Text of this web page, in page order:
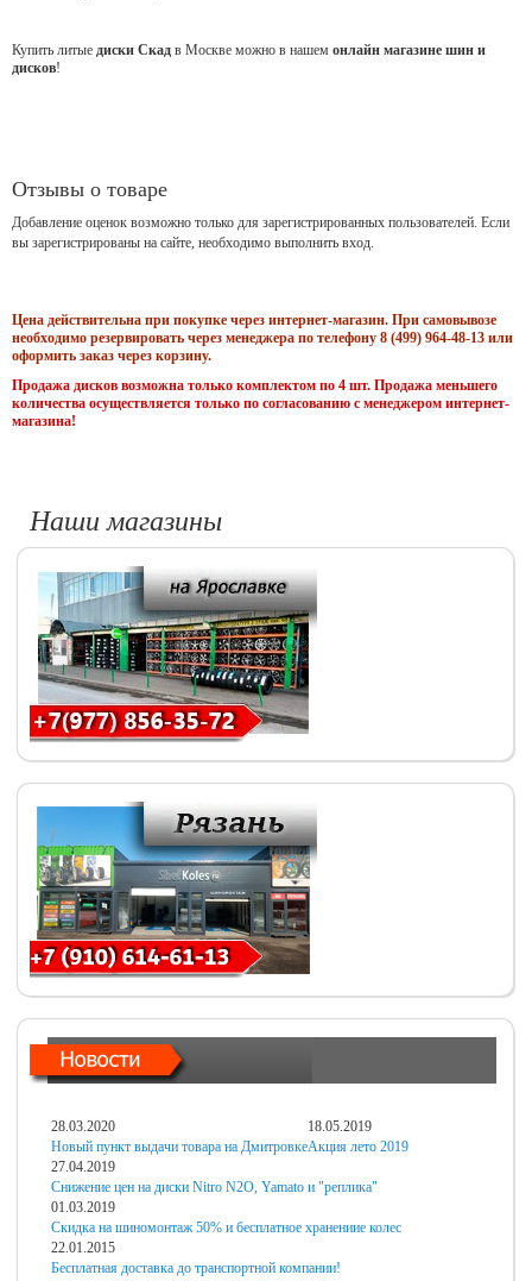
Купить литые диски Скад в Москве можно в нашем онлайн магазине шин и
дисков!
Отзывы о товаре
Добавление оценок возможно только для зарегистрированных пользователей. Если
вы зарегистрированы на сайте, необходимо выполнить вход.
Цена действительна при покупке через интернет-магазин. При самовывозе
необходимо резервировать через менеджера по телефону 8 (499) 964-48-13 или
оформить заказ через корзину.
Продажа дисков возможна только комплектом по 4 шт. Продажа меньшего
количества осуществляется только по согласованию с менеджером интернет-
магазина!
Наши магазины
28.03.2020
Новый пункт выдачи товара на Дмитровке
18.05.2019
Акция лето 2019
27.04.2019
Снижение цен на диски Nitro N2O, Yamato и "реплика"
01.03.2019
Скидка на шиномонтаж 50% и бесплатное хранениие колес
22.01.2015
Бесплатная доставка до транспортной компании!